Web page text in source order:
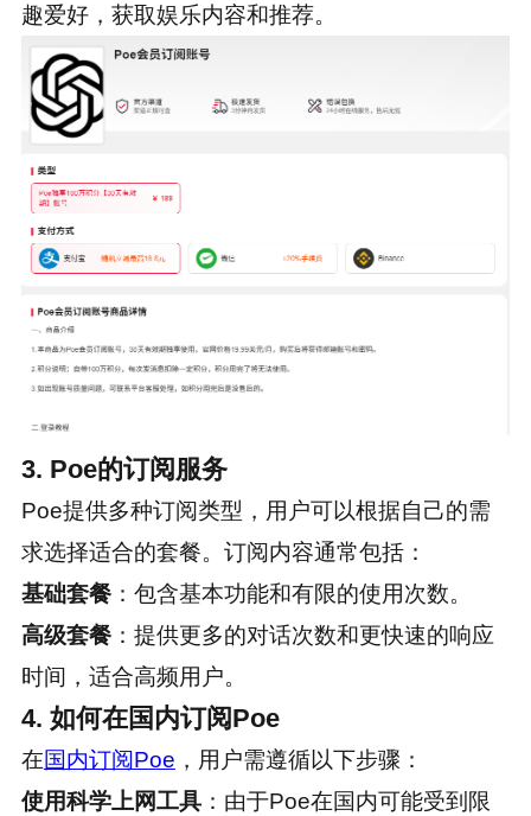
趣爱好，获取娱乐内容和推荐。
3. Poe的订阅服务
Poe提供多种订阅类型，用户可以根据自己的需
求选择适合的套餐。订阅内容通常包括：
基础套餐：包含基本功能和有限的使用次数。
高级套餐：提供更多的对话次数和更快速的响应
时间，适合高频用户。
4. 如何在国内订阅Poe
在国内订阅Poe ，用户需遵循以下步骤：
使用科学上网工具：由于Poe在国内可能受到限